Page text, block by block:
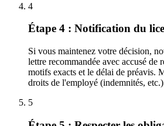
4
Étape 4 : Notification du
Si vous maintenez votre décision,
lettre recommandée avec accusé de
motifs exacts et le délai de préavis.
droits de l'employé (indemnités,
5